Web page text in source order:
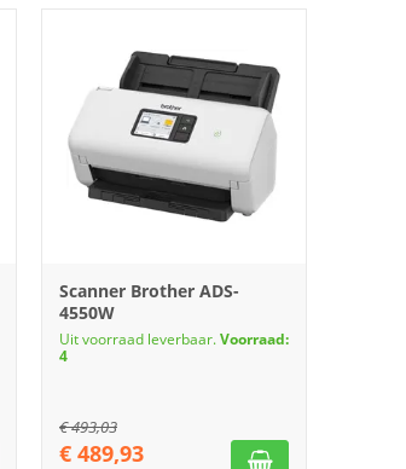
Scanner Brother ADS-
4550W
Uit voorraad leverbaar.Voorraad:
4
€493,03
€ 489,93